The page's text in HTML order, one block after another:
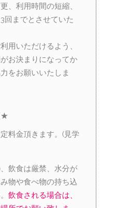
、利用時間の短縮、
回までとさせていた
用いただけるよう、
お決まりになってか
をお願いいたしま
★
料金頂きます。(見学
飲食は厳禁、水分が
物や食べ物の持ち込
飲食される場合は、